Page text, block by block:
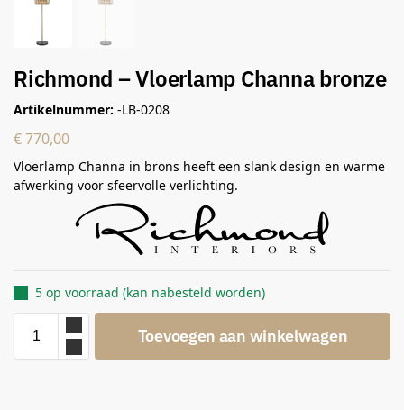
Richmond – Vloerlamp Channa bronze
Artikelnummer: -LB-0208
€770,00
Vloerlamp Channa in brons heeft een slank design en warme
afwerking voor sfeervolle verlichting.
5 op voorraad (kan nabesteld worden)
Toevoegen aan winkelwagen